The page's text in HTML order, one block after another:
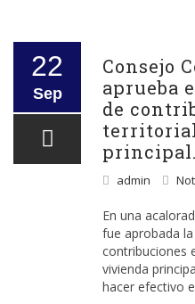
22
Sep
Consejo
aprueba
de
principal.
admin
En una
fue aprobada
contribuciones
vivienda
hacer efectivo